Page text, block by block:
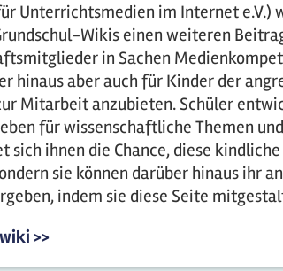
Unterrichtsmedien im Internet e.V.)
Wikis einen weiteren
in Sachen
hinaus aber auch für Kinder der
Mitarbeit anzubieten. Schüler
für wissenschaftliche Themen
ihnen die Chance, diese
sie können darüber hinaus ihr
indem sie diese Seite
>>